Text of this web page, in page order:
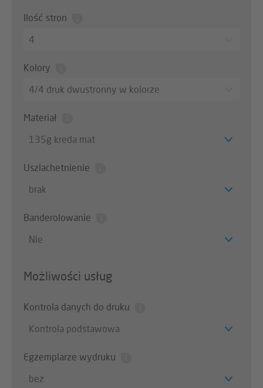
Ilość stron
4
Kolory
4/4 druk dwustronny w kolorze
Materiał
135g kreda mat
Uszlachetnienie
brak
Banderolowanie
Nie
Możliwości usług
Kontrola danych do druku
Kontrola podstawowa
Egzemplarze wydruku
bez